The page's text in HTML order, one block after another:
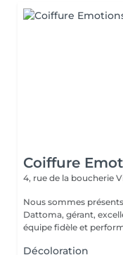
Coiffure
4, rue de la boucherie
Nous sommes
Dattoma, gérant,
équipe fidèle et
Décoloration